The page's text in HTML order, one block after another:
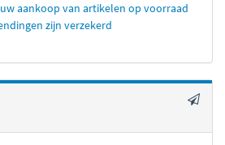
aankoop van artikelen op voorraad
zijn verzekerd